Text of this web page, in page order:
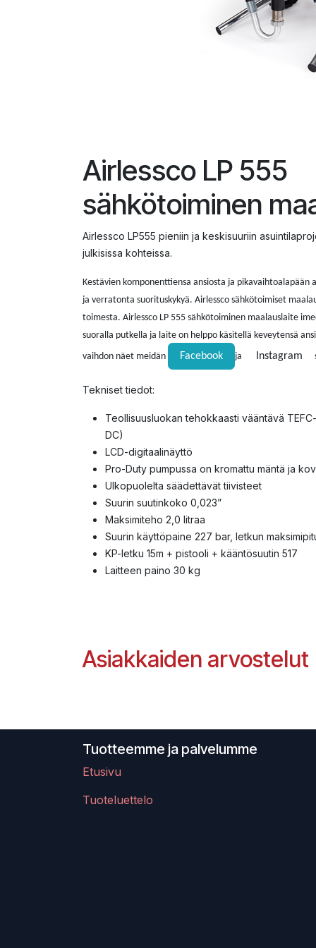
Airlessco LP 555
sähkötoiminen
Airlessco LP555 pieniin ja keskisuuriin
julkisissa kohteissa.
Kestävien komponenttiensa ansiosta ja
ja verratonta suorituskykyä. Airlessco sähkötoimiset
toimesta. Airlessco LP 555 sähkötoiminen maalauslaite
suoralla putkella ja laite on helppo käsitellä keveytensä
vaihdon näet meidän
Facebook ja Instagram
Tekniset tiedot:
Teollisuusluokan tehokkaasti vääntävä
DC)
LCD-digitaalinäyttö
Pro-Duty pumpussa on kromattu mäntä ja
Ulkopuolelta säädettävät tiivisteet
Suurin suutinkoko 0,023”
Maksimiteho 2,0 litraa
Suurin käyttöpaine 227 bar, letkun
KP-letku 15m + pistooli + kääntösuutin 517
Laitteen paino 30 kg
Asiakkaiden arvostelut
Tuotteemme ja palvelumme
Etusivu
Tuoteluettelo